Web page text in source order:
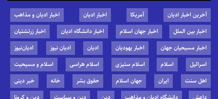
آخرین اخبار ادیان آمریکا اخبار ادیان
اخبار ادیان و مذاهب
اخبار بین الملل
اخبار جهان اسلام اخبار دانشگاه ادیان
اخبار زرتشتیان
اخبار مسیحیان جهان
اخبار یهودیان ادیان ادیان نیوز
ادیان‌نیوز
اسرائیل
اسلام اسلام ستیزی اسلام هراسی
اسلام و مسیحیت
اهل سنت
ایران جهان اسلام حقوق بشر خانه
خبر دینی